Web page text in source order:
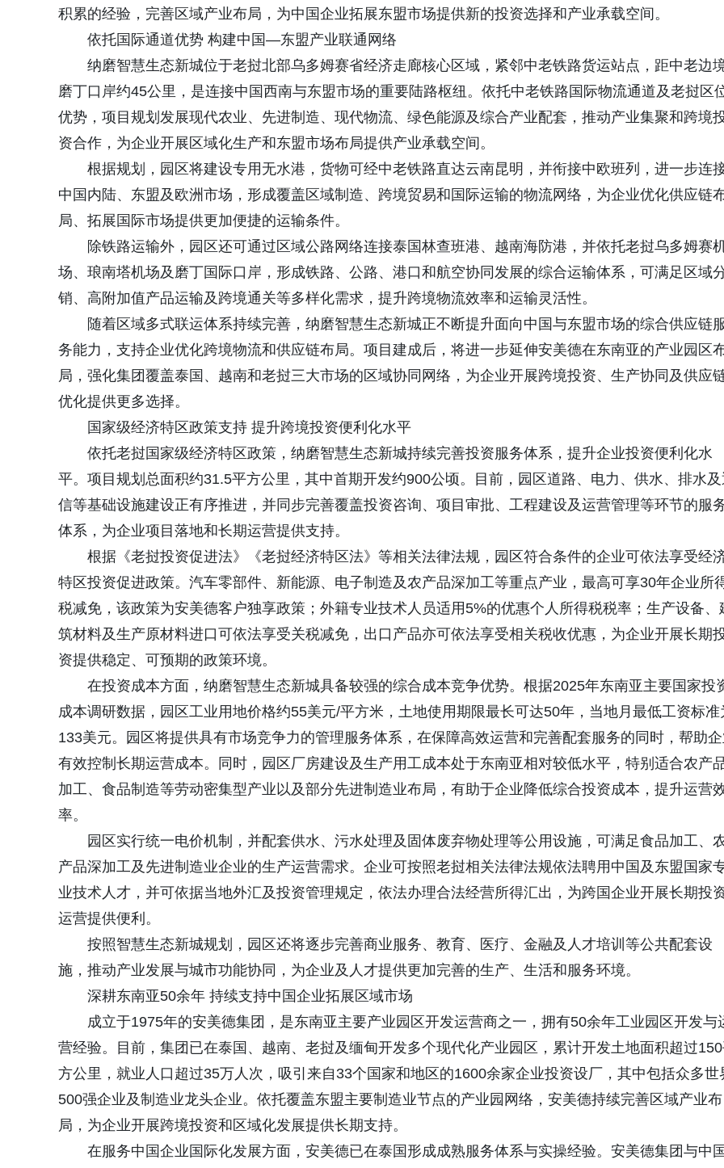
积累的经验，完善区域产业布局，为中国企业拓展东盟市场提供新的投资选择和产业承载空间。
依托国际通道优势 构建中国—东盟产业联通网络
纳磨智慧生态新城位于老挝北部乌多姆赛省经济走廊核心区域，紧邻中老铁路货运站点，距中老边
磨丁口岸约45公里，是连接中国西南与东盟市场的重要陆路枢纽。依托中老铁路国际物流通道及老挝区
优势，项目规划发展现代农业、先进制造、现代物流、绿色能源及综合产业配套，推动产业集聚和跨境
资合作，为企业开展区域化生产和东盟市场布局提供产业承载空间。
根据规划，园区将建设专用无水港，货物可经中老铁路直达云南昆明，并衔接中欧班列，进一步连
中国内陆、东盟及欧洲市场，形成覆盖区域制造、跨境贸易和国际运输的物流网络，为企业优化供应链
局、拓展国际市场提供更加便捷的运输条件。
除铁路运输外，园区还可通过区域公路网络连接泰国林查班港、越南海防港，并依托老挝乌多姆赛
场、琅南塔机场及磨丁国际口岸，形成铁路、公路、港口和航空协同发展的综合运输体系，可满足区域
销、高附加值产品运输及跨境通关等多样化需求，提升跨境物流效率和运输灵活性。
随着区域多式联运体系持续完善，纳磨智慧生态新城正不断提升面向中国与东盟市场的综合供应链
务能力，支持企业优化跨境物流和供应链布局。项目建成后，将进一步延伸安美德在东南亚的产业园区
局，强化集团覆盖泰国、越南和老挝三大市场的区域协同网络，为企业开展跨境投资、生产协同及供应
优化提供更多选择。
国家级经济特区政策支持 提升跨境投资便利化水平
依托老挝国家级经济特区政策，纳磨智慧生态新城持续完善投资服务体系，提升企业投资便利化水
平。项目规划总面积约31.5平方公里，其中首期开发约900公顷。目前，园区道路、电力、供水、排水及
信等基础设施建设正有序推进，并同步完善覆盖投资咨询、项目审批、工程建设及运营管理等环节的服
体系，为企业项目落地和长期运营提供支持。
根据《老挝投资促进法》《老挝经济特区法》等相关法律法规，园区符合条件的企业可依法享受经
特区投资促进政策。汽车零部件、新能源、电子制造及农产品深加工等重点产业，最高可享30年企业所
税减免，该政策为安美德客户独享政策；外籍专业技术人员适用5%的优惠个人所得税税率；生产设备、
筑材料及生产原材料进口可依法享受关税减免，出口产品亦可依法享受相关税收优惠，为企业开展长期
资提供稳定、可预期的政策环境。
在投资成本方面，纳磨智慧生态新城具备较强的综合成本竞争优势。根据2025年东南亚主要国家投
成本调研数据，园区工业用地价格约55美元/平方米，土地使用期限最长可达50年，当地月最低工资标准
133美元。园区将提供具有市场竞争力的管理服务体系，在保障高效运营和完善配套服务的同时，帮助
有效控制长期运营成本。同时，园区厂房建设及生产用工成本处于东南亚相对较低水平，特别适合农产
加工、食品制造等劳动密集型产业以及部分先进制造业布局，有助于企业降低综合投资成本，提升运营
率。
园区实行统一电价机制，并配套供水、污水处理及固体废弃物处理等公用设施，可满足食品加工、
产品深加工及先进制造业企业的生产运营需求。企业可按照老挝相关法律法规依法聘用中国及东盟国家
业技术人才，并可依据当地外汇及投资管理规定，依法办理合法经营所得汇出，为跨国企业开展长期投
运营提供便利。
按照智慧生态新城规划，园区还将逐步完善商业服务、教育、医疗、金融及人才培训等公共配套设
施，推动产业发展与城市功能协同，为企业及人才提供更加完善的生产、生活和服务环境。
深耕东南亚50余年 持续支持中国企业拓展区域市场
成立于1975年的安美德集团，是东南亚主要产业园区开发运营商之一，拥有50余年工业园区开发与
营经验。目前，集团已在泰国、越南、老挝及缅甸开发多个现代化产业园区，累计开发土地面积超过
方公里，就业人口超过35万人次，吸引来自33个国家和地区的1600余家企业投资设厂，其中包括众多世
500强企业及制造业龙头企业。依托覆盖东盟主要制造业节点的产业园网络，安美德持续完善区域产业布
局，为企业开展跨境投资和区域化发展提供长期支持。
在服务中国企业国际化发展方面，安美德已在泰国形成成熟服务体系与实操经验。安美德集团与中国